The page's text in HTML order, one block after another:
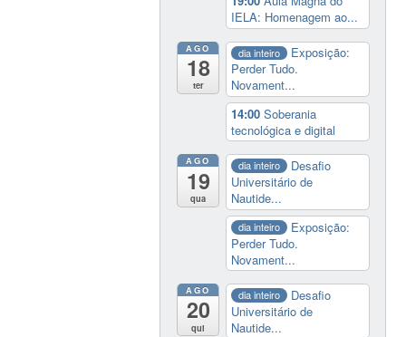
IELA: Homenagem ao...
AGO
18
ter
dia inteiro
Exposição:
Perder Tudo.
Novament...
14:00Soberania
tecnológica e digital
AGO
19
qua
dia inteiro
Desafio
Universitário de
Nautide...
dia inteiro
Exposição:
Perder Tudo.
Novament...
AGO
20
qui
dia inteiro
Desafio
Universitário de
Nautide...